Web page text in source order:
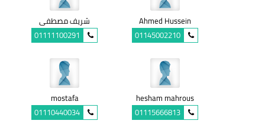
Ahmed Hussein
01145002210
شريف مصطفى
01111100291
hesham mahrous
01115666813
mostafa
01110440034